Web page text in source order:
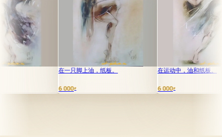
在一只脚上油，纸板。 在运动中，油和纸板。 芭蕾